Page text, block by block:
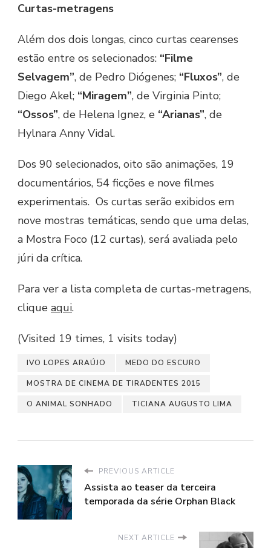
Curtas-metragens
Além dos dois longas, cinco curtas cearenses
estão entre os selecionados: “Filme
Selvagem”, de Pedro Diógenes; “Fluxos”, de
Diego Akel; “Miragem”, de Virginia Pinto;
“Ossos”, de Helena Ignez, e “Arianas”, de
Hylnara Anny Vidal.
Dos 90 selecionados, oito são animações, 19
documentários, 54 ficções e nove filmes
experimentais. Os curtas serão exibidos em
nove mostras temáticas, sendo que uma delas,
a Mostra Foco (12 curtas), será avaliada pelo
júri da crítica.
Para ver a lista completa de curtas-metragens,
clique aqui.
(Visited 19 times, 1 visits today)
IVO LOPES ARAÚJO MEDO DO ESCURO
MOSTRA DE CINEMA DE TIRADENTES 2015
O ANIMAL SONHADO TICIANA AUGUSTO LIMA
PREVIOUS ARTICLE
Assista ao teaser da terceira
temporada da série Orphan Black
NEXT ARTICLE